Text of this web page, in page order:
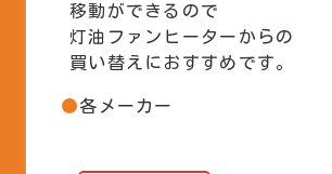
移動ができるので
灯油ファンヒーターからの
買い替えにおすすめです。
各メーカー